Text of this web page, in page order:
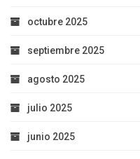
octubre 2025
septiembre 2025
agosto 2025
julio 2025
junio 2025